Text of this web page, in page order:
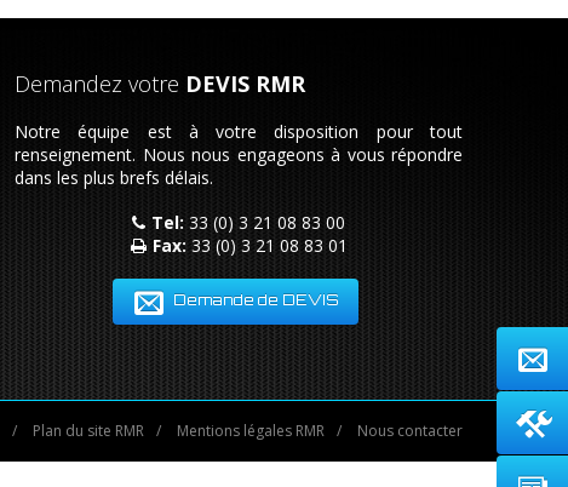
Demandez votre DEVIS RMR
Notre équipe est à votre disposition pour tout
renseignement. Nous nous engageons à vous répondre
dans les plus brefs délais.
Tel: 33 (0) 3 21 08 83 00
Fax:33 (0) 3 21 08 83 01
Demande de DEVIS
/ Plan du site RMR / Mentions légales RMR / Nous contacter